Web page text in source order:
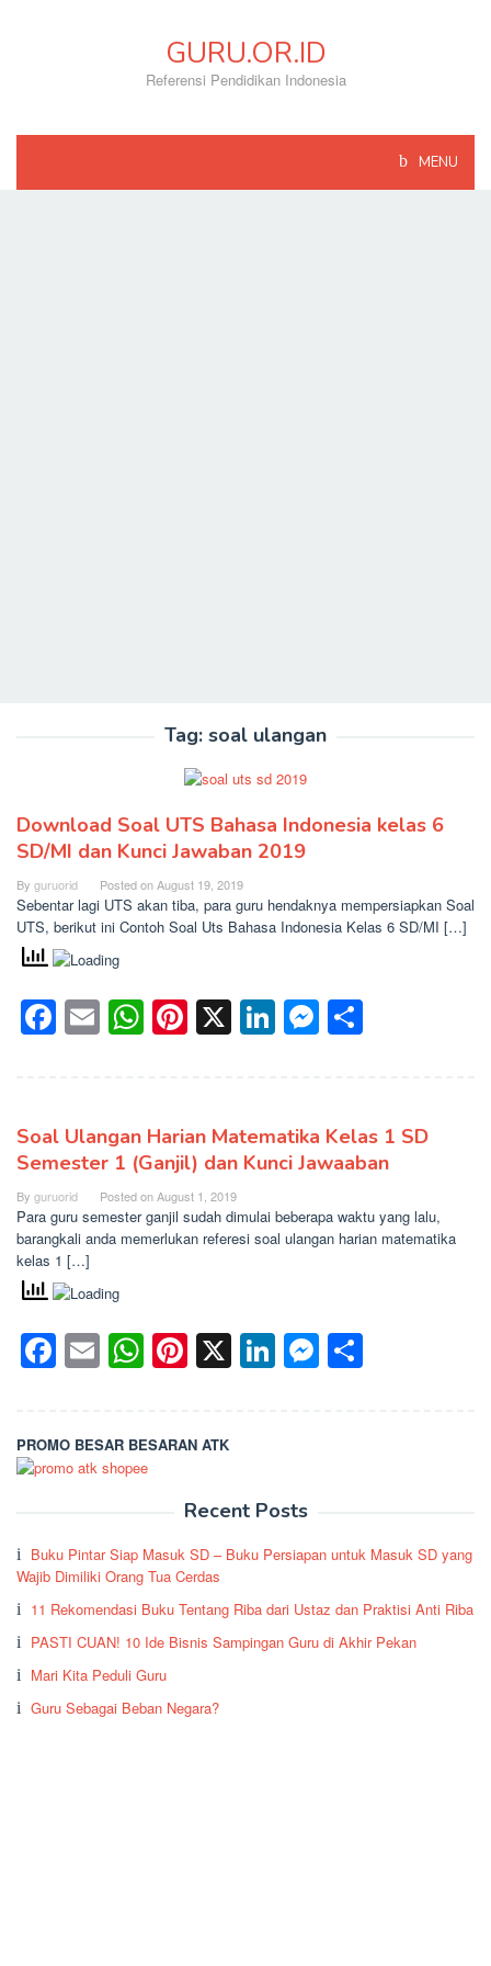
GURU.OR.ID
Referensi Pendidikan Indonesia
MENU
Tag: soal ulangan
Download Soal UTS Bahasa Indonesia kelas 6
SD/MI dan Kunci Jawaban 2019
By guruorid Posted onAugust 19, 2019
Sebentar lagi UTS akan tiba, para guru hendaknya mempersiapkan Soal
UTS, berikut ini Contoh Soal Uts Bahasa Indonesia Kelas 6 SD/MI […]
Facebook
EmailWhatsApp
Pinterest
X LinkedIn
Soal Ulangan Harian Matematika Kelas 1 SD
Semester 1 (Ganjil) dan Kunci Jawaaban
By guruorid Posted onAugust 1, 2019
Para guru semester ganjil sudah dimulai beberapa waktu yang lalu,
barangkali anda memerlukan referesi soal ulangan harian matematika
kelas 1 […]
Facebook
EmailWhatsApp
Pinterest
X LinkedIn
PROMO BESAR BESARAN ATK
Recent Posts
Buku Pintar Siap Masuk SD – Buku Persiapan untuk Masuk SD yang
Wajib Dimiliki Orang Tua Cerdas
11 Rekomendasi Buku Tentang Riba dari Ustaz dan Praktisi Anti Riba
PASTI CUAN! 10 Ide Bisnis Sampingan Guru di Akhir Pekan
Mari Kita Peduli Guru
Guru Sebagai Beban Negara?